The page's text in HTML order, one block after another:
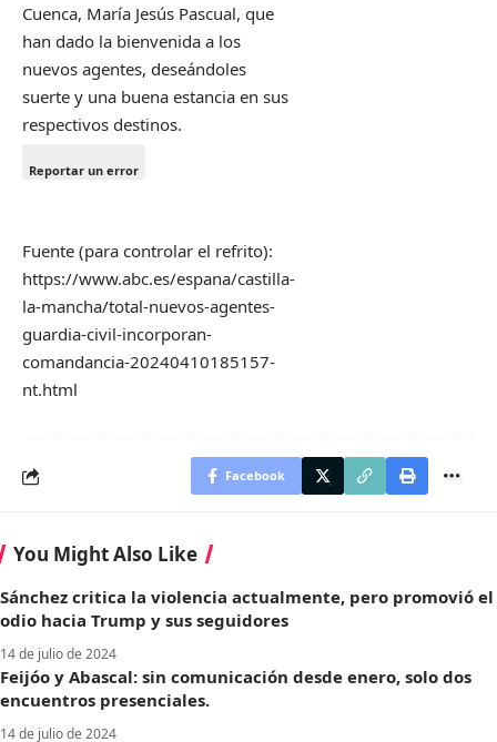
Cuenca, María Jesús Pascual, que
han dado la bienvenida a los
nuevos agentes, deseándoles
suerte y una buena estancia en sus
respectivos destinos.
Reportar un error
Fuente (para controlar el refrito):
https://www.abc.es/espana/castilla-
la-mancha/total-nuevos-agentes-
guardia-civil-incorporan-
comandancia-20240410185157-
nt.html
Facebook
You Might Also Like
Sánchez critica la violencia actualmente, pero promovió el
odio hacia Trump y sus seguidores
14 de julio de 2024
Feijóo y Abascal: sin comunicación desde enero, solo dos
encuentros presenciales.
14 de julio de 2024